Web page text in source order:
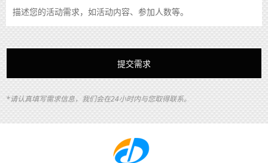
*请认真填写需求信息，我们会在24小时内与您取得联系。